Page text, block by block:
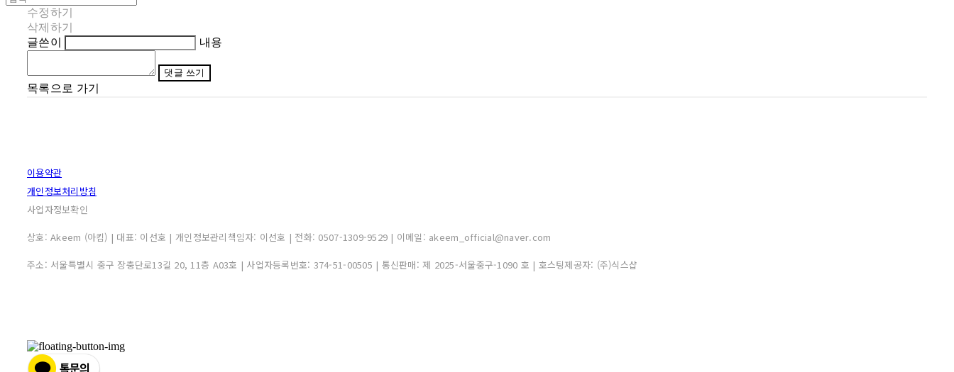
수정하기
삭제하기
글쓴이
내용
댓글 쓰기
목록으로 가기
이용약관
개인정보처리방침
사업자정보확인
상호: Akeem (아킴) | 대표: 이선호 | 개인정보관리책임자: 이선호 | 전화: 0507-1309-9529 | 이메일: akeem_official@naver.com
주소: 서울특별시 중구 장충단로13길 20, 11층 A03호 | 사업자등록번호: 374-51-00505 | 통신판매: 제 2025-서울중구-1090 호 | 호스팅제공자: (주)식스샵